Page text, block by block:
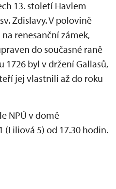
13. století Havlem
Zdislavy. V polovině
renesanční zámek,
do současné raně
1726 byl v držení Gallasů,
jej vlastnili až do roku
NPÚ v domě
(Liliová 5) od 17.30 hodin.